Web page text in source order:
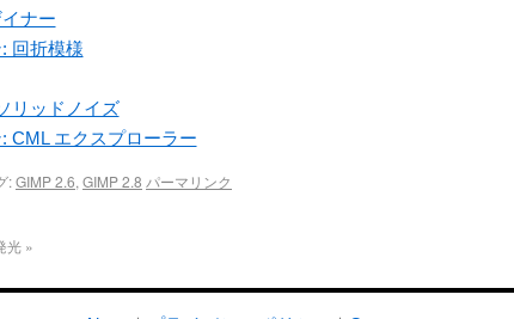
ナー
回折模様
リッドノイズ
CML エクスプローラー
:GIMP 2.6, GIMP 2.8 パーマリンク
光 »